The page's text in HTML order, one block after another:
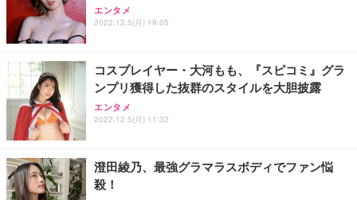
エンタメ
2022.12.5(月) 19:05
コスプレイヤー・大河もも、『スピコミ』グラ
ンプリ獲得した抜群のスタイルを大胆披露
エンタメ
2022.12.5(月) 11:32
澄田綾乃、最強グラマラスボディでファン悩
殺！